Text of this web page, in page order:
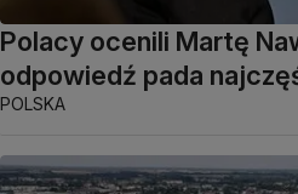
Polacy ocenili Martę
odpowiedź pada
POLSKA